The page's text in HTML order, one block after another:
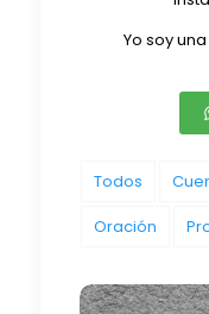
Yo soy
Todos
Oración